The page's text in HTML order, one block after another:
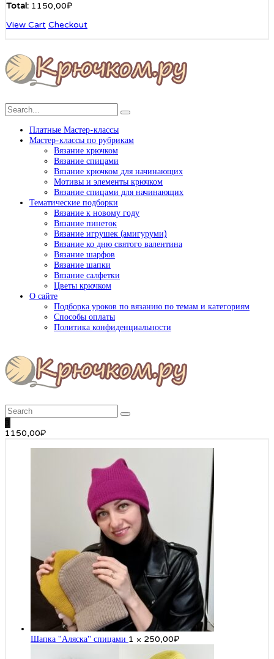
Total: 1150,00₽
View Cart Checkout
Платные Мастер-классы
Мастер-классы по рубрикам
Вязание крючком
Вязание спицами
Вязание крючком для начинающих
Мотивы и элементы крючком
Вязание спицами для начинающих
Тематические подборки
Вязание к новому году
Вязание пинеток
Вязание игрушек (амигуруми)
Вязание ко дню святого валентина
Вязание шарфов
Вязание шапки
Вязание салфетки
Цветы крючком
О сайте
Подборка уроков по вязанию по темам и категориям
Способы оплаты
Политика конфиденциальности
3
1150,00₽
Шапка "Аляска" спицами 1 × 250,00₽